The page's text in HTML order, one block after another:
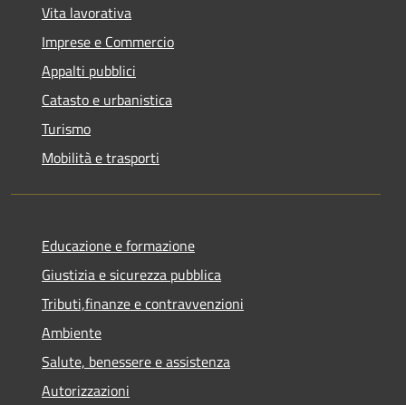
Vita lavorativa
Imprese e Commercio
Appalti pubblici
Catasto e urbanistica
Turismo
Mobilità e trasporti
Educazione e formazione
Giustizia e sicurezza pubblica
Tributi,finanze e contravvenzioni
Ambiente
Salute, benessere e assistenza
Autorizzazioni